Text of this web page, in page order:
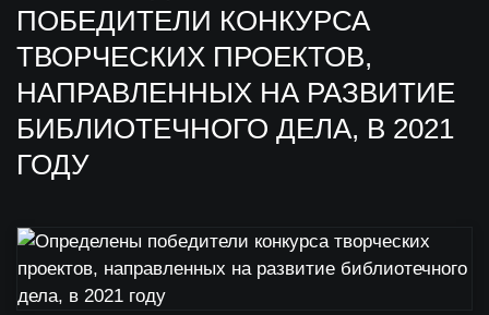
ПОБЕДИТЕЛИ КОНКУРСА
ТВОРЧЕСКИХ ПРОЕКТОВ,
НАПРАВЛЕННЫХ НА РАЗВИТИЕ
БИБЛИОТЕЧНОГО ДЕЛА, В 2021
ГОДУ